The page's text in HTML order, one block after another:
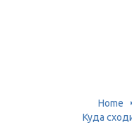
Home
Куда